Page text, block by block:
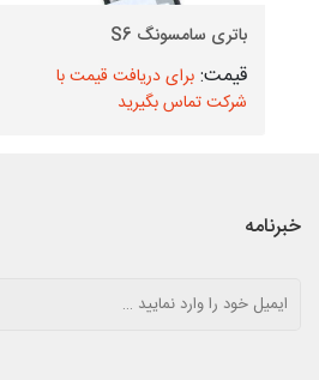
باتری سامسونگ S6
برای دریافت قیمت با
شرکت تماس بگیرید
خبرنامه